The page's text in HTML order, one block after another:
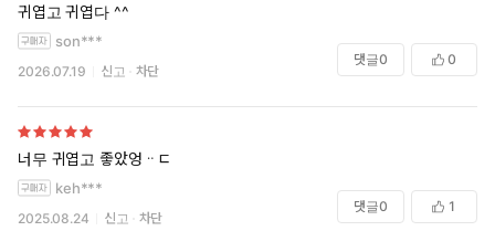
귀엽고 귀엽다 ^^
son***
2026.07.19 신고 차단
댓글0 0
너무 귀엽고 좋았엉ᆢㄷ
keh***
2025.08.24 신고 차단
댓글0 1